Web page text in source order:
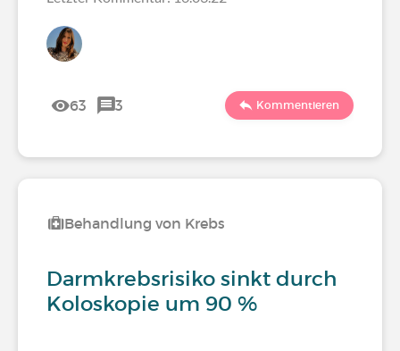
63 3 Kommentieren
Behandlung von Krebs
Darmkrebsrisiko sinkt durch
Koloskopie um 90 %